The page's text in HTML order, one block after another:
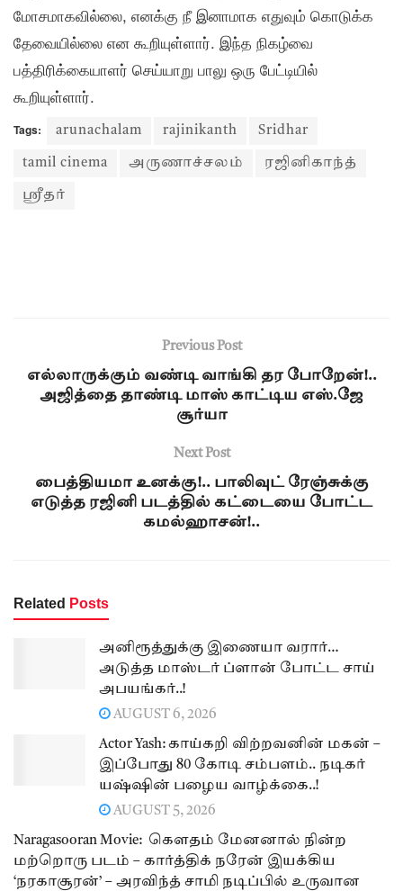
மோசமாகவில்லை, எனக்கு நீ இனாமாக எதுவும் கொடுக்க
தேவையில்லை என கூறியுள்ளார். இந்த நிகழ்வை
பத்திரிக்கையாளர் செய்யாறு பாலு ஒரு பேட்டியில்
கூறியுள்ளார்.
Tags: arunachalam rajinikanth Sridhar
tamil cinema அருணாச்சலம் ரஜினிகாந்த்
ஸ்ரீதர்
Previous Post
எல்லாருக்கும் வண்டி வாங்கி தர போறேன்!..
அஜித்தை தாண்டி மாஸ் காட்டிய எஸ்.ஜே
சூர்யா
Next Post
பைத்தியமா உனக்கு!.. பாலிவுட் ரேஞ்சுக்கு
எடுத்த ரஜினி படத்தில் கட்டையை போட்ட
கமல்ஹாசன்!..
Related Posts
அனிரூத்துக்கு இணையா வரார்…
அடுத்த மாஸ்டர் ப்ளான் போட்ட சாய்
அபயங்கர்..!
AUGUST 6, 2026
Actor Yash: காய்கறி விற்றவனின் மகன் –
இப்போது 80 கோடி சம்பளம்.. நடிகர்
யஷ்ஷின் பழைய வாழ்க்கை..!
AUGUST 5, 2026
Naragasooran Movie: கௌதம் மேனனால் நின்ற
மற்றொரு படம் – கார்த்திக் நரேன் இயக்கிய
‘நரகாசூரன்’ – அரவிந்த் சாமி நடிப்பில் உருவான